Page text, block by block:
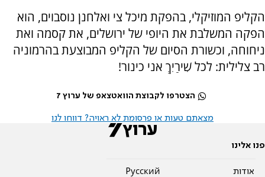
הקליפ המוזיקלי, בהפקת מיכל צי ואלחנן נוסבוים, הוא
הפקה המשלבת את היופי של ירושלים, את קסמה ואת
ניחוחה, וכשורת הסיום של הקליפ המבוצעת בהרמוניה
רב צלילית: לכל שִׁירַיִךְ אני כינור!
הצטרפו לקבוצת הוואטצאפ של ערוץ 7
מצאתם טעות או פרסומת לא ראויה? דווחו לנו
פנו אלינו
אודות
Pусский